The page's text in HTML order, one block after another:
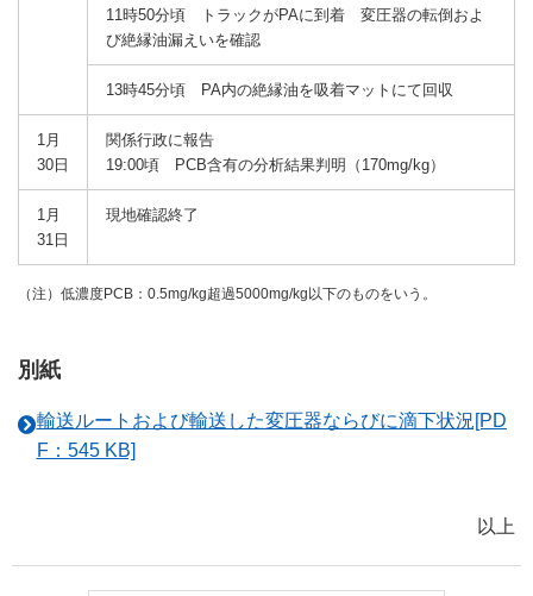
11時50分頃 トラックがPAに到着 変圧器の転倒およ
び絶縁油漏えいを確認
13時45分頃 PA内の絶縁油を吸着マットにて回収
1月
30日
関係行政に報告
19:00頃 PCB含有の分析結果判明（170mg/kg）
1月
31日
現地確認終了
（注）低濃度PCB：0.5mg/kg超過5000mg/kg以下のものをいう。
別紙
輸送ルートおよび輸送した変圧器ならびに滴下状況[PD
F：545 KB]
以上